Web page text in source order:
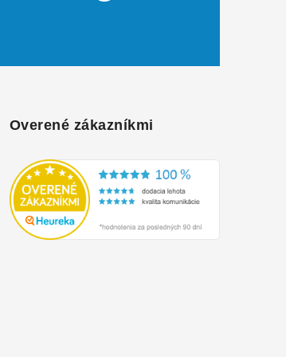
Overené zákazníkmi